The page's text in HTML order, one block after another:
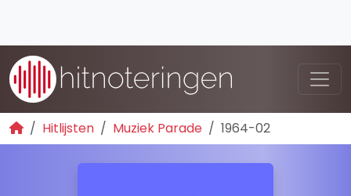
Hitlijsten Muziek Parade 1964-02